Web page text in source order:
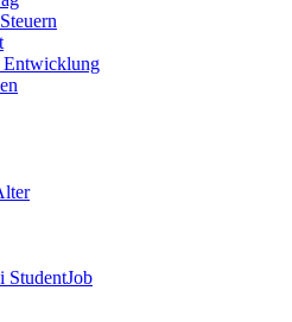
Entwicklung
StudentJob